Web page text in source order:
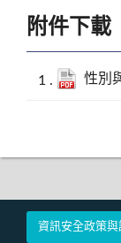
附件下載
性別
資訊安全政策與